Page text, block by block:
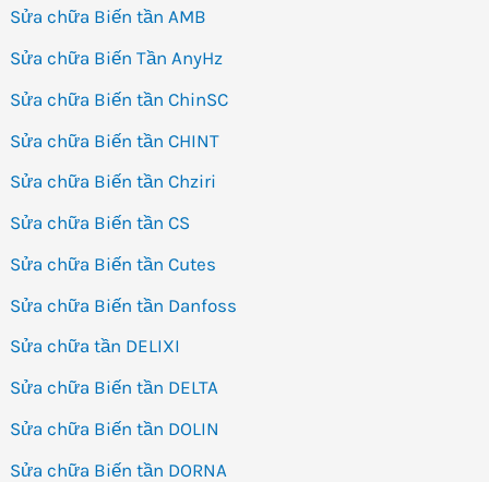
Sửa chữa Biến tần AMB
Sửa chữa Biến Tần AnyHz
Sửa chữa Biến tần ChinSC
Sửa chữa Biến tần CHINT
Sửa chữa Biến tần Chziri
Sửa chữa Biến tần CS
Sửa chữa Biến tần Cutes
Sửa chữa Biến tần Danfoss
Sửa chữa tần DELIXI
Sửa chữa Biến tần DELTA
Sửa chữa Biến tần DOLIN
Sửa chữa Biến tần DORNA